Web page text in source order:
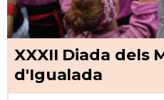
XXXII Diada dels
d'Igualada